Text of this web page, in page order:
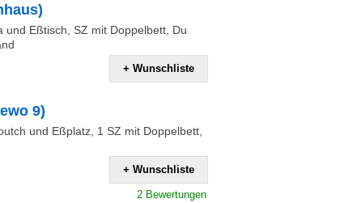
und Eßtisch, SZ mit Doppelbett, Du
+ Wunschliste
9)
und Eßplatz, 1 SZ mit Doppelbett,
+ Wunschliste
2 Bewertungen